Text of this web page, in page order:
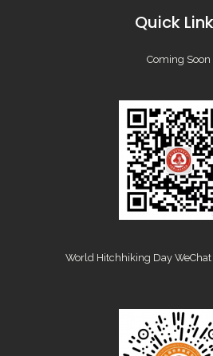
Quick
Coming Soon
World Hitchhiking Day